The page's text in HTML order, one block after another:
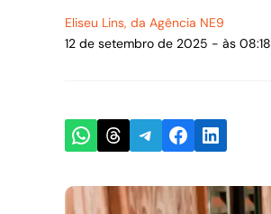
Eliseu Lins, da Agência NE9
12 de setembro de 2025 - às 08:18
Share on WhatsApp
Share on Threads
Share on Telegram
Share on Facebook
Share on LinkedIn